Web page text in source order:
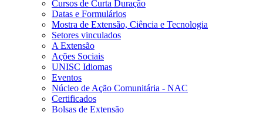
Cursos de Curta Duração
Datas e Formulários
Mostra de Extensão, Ciência e Tecnologia
Setores vinculados
A Extensão
Ações Sociais
UNISC Idiomas
Eventos
Núcleo de Ação Comunitária - NAC
Certificados
Bolsas de Extensão